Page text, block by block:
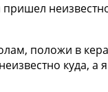
положи в
куда, а